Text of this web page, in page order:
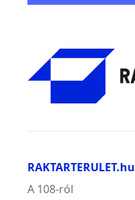
RAKTARTERULET.hu
A 108-ról